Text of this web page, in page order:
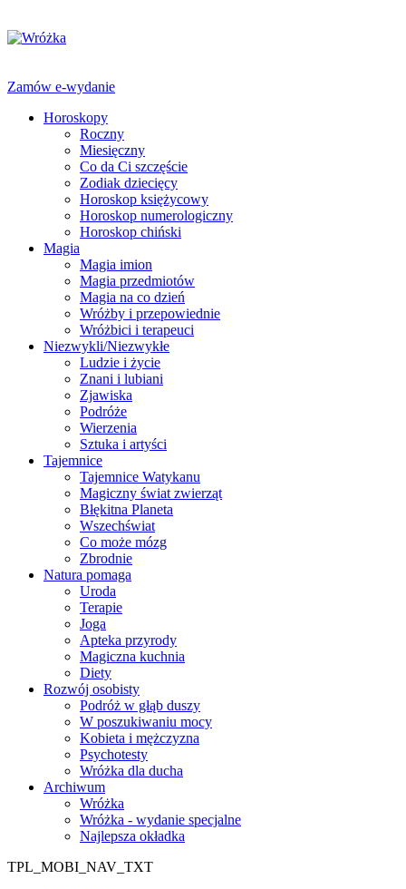
Zamów e-wydanie
Horoskopy
Roczny
Miesięczny
Co da Ci szczęście
Zodiak dziecięcy
Horoskop księżycowy
Horoskop numerologiczny
Horoskop chiński
Magia
Magia imion
Magia przedmiotów
Magia na co dzień
Wróżby i przepowiednie
Wróżbici i terapeuci
Niezwykli/Niezwykłe
Ludzie i życie
Znani i lubiani
Zjawiska
Podróże
Wierzenia
Sztuka i artyści
Tajemnice
Tajemnice Watykanu
Magiczny świat zwierząt
Błękitna Planeta
Wszechświat
Co może mózg
Zbrodnie
Natura pomaga
Uroda
Terapie
Joga
Apteka przyrody
Magiczna kuchnia
Diety
Rozwój osobisty
Podróż w głąb duszy
W poszukiwaniu mocy
Kobieta i mężczyzna
Psychotesty
Wróżka dla ducha
Archiwum
Wróżka
Wróżka - wydanie specjalne
Najlepsza okładka
TPL_MOBI_NAV_TXT